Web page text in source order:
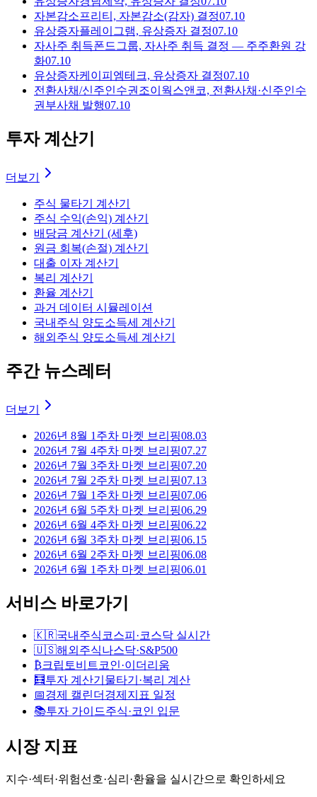
자본감소프리티, 자본감소(감자) 결정07.10
유상증자플레이그램, 유상증자 결정07.10
자사주 취득폰드그룹, 자사주 취득 결정 — 주주환원 강
화07.10
유상증자케이피엠테크, 유상증자 결정07.10
전환사채/신주인수권 조이웍스앤코, 전환사채·신주인수
권부사채 발행07.10
투자 계산기
더보기
주식 물타기 계산기
주식 수익(손익) 계산기
배당금 계산기 (세후)
원금 회복(손절) 계산기
대출 이자 계산기
복리 계산기
환율 계산기
과거 데이터 시뮬레이션
국내주식 양도소득세 계산기
해외주식 양도소득세 계산기
주간 뉴스레터
더보기
2026년 8월 1주차 마켓 브리핑08.03
2026년 7월 4주차 마켓 브리핑07.27
2026년 7월 3주차 마켓 브리핑07.20
2026년 7월 2주차 마켓 브리핑07.13
2026년 7월 1주차 마켓 브리핑07.06
2026년 6월 5주차 마켓 브리핑06.29
2026년 6월 4주차 마켓 브리핑06.22
2026년 6월 3주차 마켓 브리핑06.15
2026년 6월 2주차 마켓 브리핑06.08
2026년 6월 1주차 마켓 브리핑06.01
서비스 바로가기
🇰🇷국내주식 코스피·코스닥 실시간
🇺🇸해외주식나스닥·S&P500
₿크립토비트코인·이더리움
🧮투자 계산기 물타기·복리 계산
📅경제 캘린더 경제지표 일정
📚투자 가이드주식·코인 입문
시장 지표
지수·섹터·위험선호·심리·환율을 실시간으로 확인하세요